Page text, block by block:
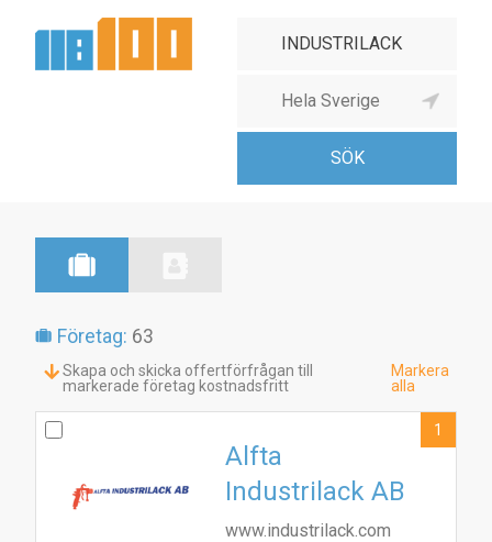
Företag: 63
Skapa och skicka offertförfrågan till
markerade företag kostnadsfritt
Markera
alla
Alfta
Industrilack AB
www.industrilack.com
1